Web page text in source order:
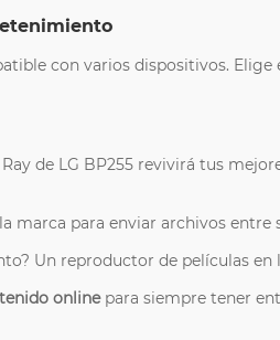
con varios dispositivos.
de LG BP255 revivirá tus
marca para enviar archivos entre
Un reproductor de películas en
onlinepara siempre tener